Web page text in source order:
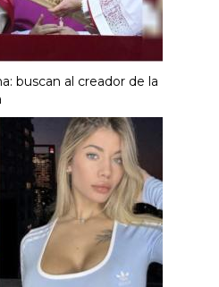
buscan al creador de la